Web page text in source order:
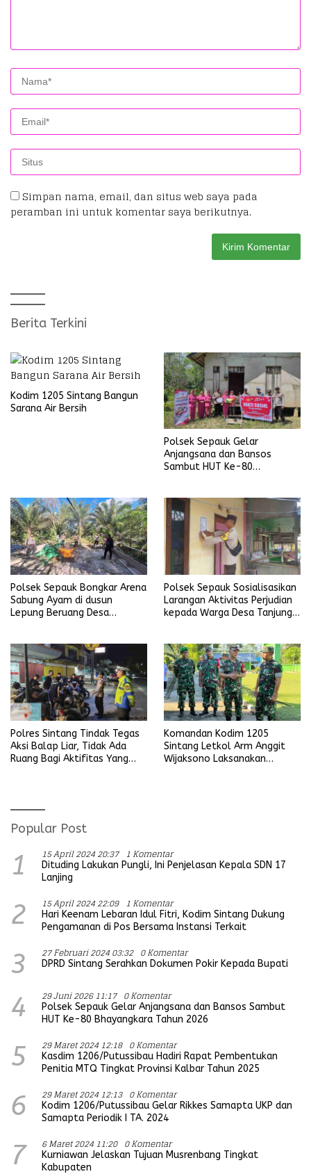
Simpan nama, email, dan situs web saya pada
peramban ini untuk komentar saya berikutnya.
Berita Terkini
Kodim 1205 Sintang Bangun
Sarana Air Bersih
Polsek Sepauk Gelar
Anjangsana dan Bansos
Sambut HUT Ke-80
Polsek Sepauk Bongkar Arena
Sabung Ayam di dusun
Lepung Beruang Desa
Polsek Sepauk Sosialisasikan
Larangan Aktivitas Perjudian
kepada Warga Desa Tanjung
Polres Sintang Tindak Tegas
Aksi Balap Liar, Tidak Ada
Ruang Bagi Aktifitas Yang
Komandan Kodim 1205
Sintang Letkol Arm Anggit
Wijaksono Laksanakan
Popular Post
1 15 April 2024 20:37 1 Komentar
Dituding Lakukan Pungli, Ini Penjelasan Kepala SDN 17
Lanjing
2 15 April 2024 22:09 1 Komentar
Hari Keenam Lebaran Idul Fitri, Kodim Sintang Dukung
Pengamanan di Pos Bersama Instansi Terkait
3 27 Februari 2024 03:32 0 Komentar
DPRD Sintang Serahkan Dokumen Pokir Kepada Bupati
4 29 Juni 2026 11:17 0 Komentar
Polsek Sepauk Gelar Anjangsana dan Bansos Sambut
HUT Ke-80 Bhayangkara Tahun 2026
5 29 Maret 2024 12:18 0 Komentar
Kasdim 1206/Putussibau Hadiri Rapat Pembentukan
Penitia MTQ Tingkat Provinsi Kalbar Tahun 2025
6 29 Maret 2024 12:13 0 Komentar
Kodim 1206/Putussibau Gelar Rikkes Samapta UKP dan
Samapta Periodik I TA. 2024
7 6 Maret 2024 11:20 0 Komentar
Kurniawan Jelaskan Tujuan Musrenbang Tingkat
Kabupaten